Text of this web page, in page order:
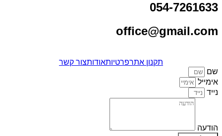
054-7261633
office@gmail.com
תקנון אתרפרטיותאודותצור קשר
שם
אימייל
נייד
הודעה